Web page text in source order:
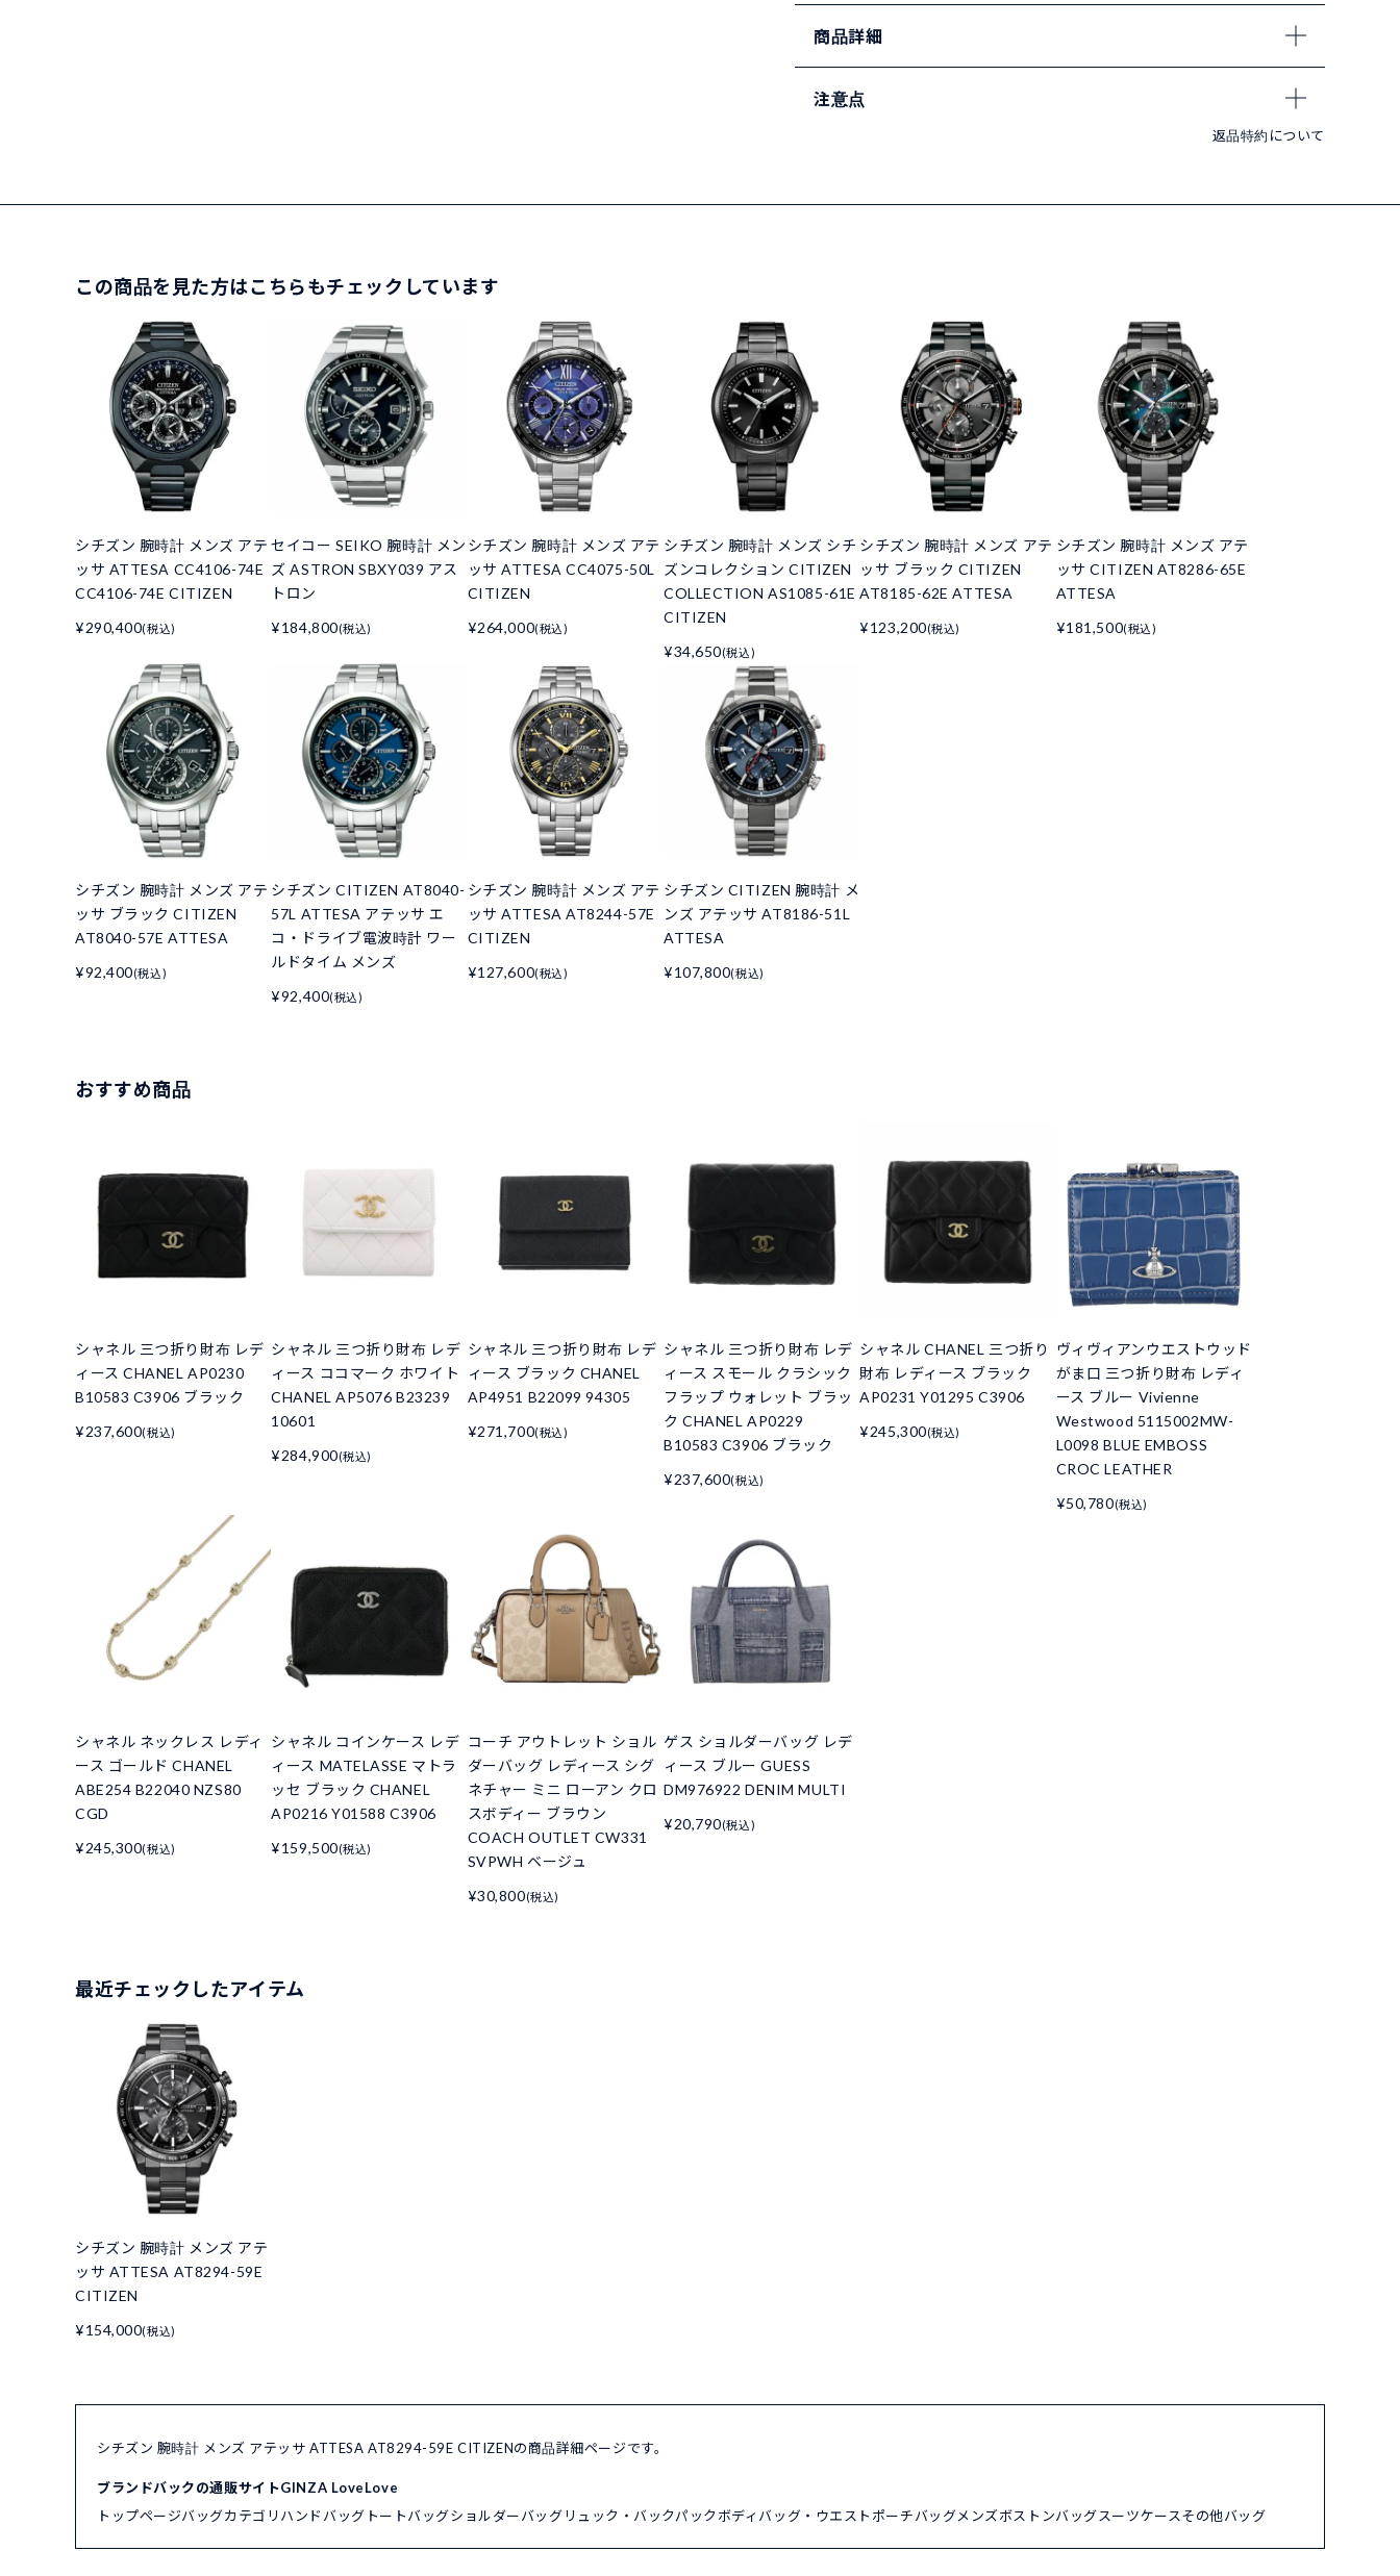
商品詳細
注意点
返品特約について
この商品を見た方はこちらもチェックしています
シチズン 腕時計 メンズ アテ
ッサ ATTESA CC4106-74E
CC4106-74E CITIZEN
¥290,400(税込)
セイコー SEIKO 腕時計 メン
ズ ASTRON SBXY039 アス
トロン
¥184,800(税込)
シチズン 腕時計 メンズ アテ
ッサ ATTESA CC4075-50L
CITIZEN
¥264,000(税込)
シチズン 腕時計 メンズ シチ
ズンコレクション CITIZEN
COLLECTION AS1085-61E
CITIZEN
¥34,650(税込)
シチズン 腕時計 メンズ アテ
ッサ ブラック CITIZEN
AT8185-62E ATTESA
¥123,200(税込)
シチズン 腕時計 メンズ アテ
ッサ CITIZEN AT8286-65E
ATTESA
¥181,500(税込)
シチズン 腕時計 メンズ アテ
ッサ ブラック CITIZEN
AT8040-57E ATTESA
¥92,400(税込)
シチズン CITIZEN AT8040-
57L ATTESA アテッサ エ
コ・ドライブ電波時計 ワー
ルドタイム メンズ
¥92,400(税込)
シチズン 腕時計 メンズ アテ
ッサ ATTESA AT8244-57E
CITIZEN
¥127,600(税込)
シチズン CITIZEN 腕時計 メ
ンズ アテッサ AT8186-51L
ATTESA
¥107,800(税込)
おすすめ商品
シャネル 三つ折り財布 レデ
ィース CHANEL AP0230
B10583 C3906 ブラック
¥237,600(税込)
シャネル 三つ折り財布 レデ
ィース ココマーク ホワイト
CHANEL AP5076 B23239
10601
¥284,900(税込)
シャネル 三つ折り財布 レデ
ィース ブラック CHANEL
AP4951 B22099 94305
¥271,700(税込)
シャネル 三つ折り財布 レデ
ィース スモール クラシック
フラップ ウォレット ブラッ
ク CHANEL AP0229
B10583 C3906 ブラック
¥237,600(税込)
シャネル CHANEL 三つ折り
財布 レディース ブラック
AP0231 Y01295 C3906
¥245,300(税込)
ヴィヴィアンウエストウッド
がま口 三つ折り財布 レディ
ース ブルー Vivienne
Westwood 5115002MW-
L0098 BLUE EMBOSS
CROC LEATHER
¥50,780(税込)
シャネル ネックレス レディ
ース ゴールド CHANEL
ABE254 B22040 NZS80
CGD
¥245,300(税込)
シャネル コインケース レデ
ィース MATELASSE マトラ
ッセ ブラック CHANEL
AP0216 Y01588 C3906
¥159,500(税込)
コーチ アウトレット ショル
ダーバッグ レディース シグ
ネチャー ミニ ローアン クロ
スボディー ブラウン
COACH OUTLET CW331
SVPWH ベージュ
¥30,800(税込)
ゲス ショルダーバッグ レデ
ィース ブルー GUESS
DM976922 DENIM MULTI
¥20,790(税込)
最近チェックしたアイテム
シチズン 腕時計 メンズ アテ
ッサ ATTESA AT8294-59E
CITIZEN
¥154,000(税込)
シチズン 腕時計 メンズ アテッサ ATTESA AT8294-59E CITIZENの商品詳細ページです。
ブランドバックの通販サイトGINZA LoveLove
トップページバッグカテゴリ ハンドバッグ トートバッグショルダーバッグリュック・バックパックボディバッグ・ウエストポーチバッグメンズボストンバッグスーツケースその他バッグ